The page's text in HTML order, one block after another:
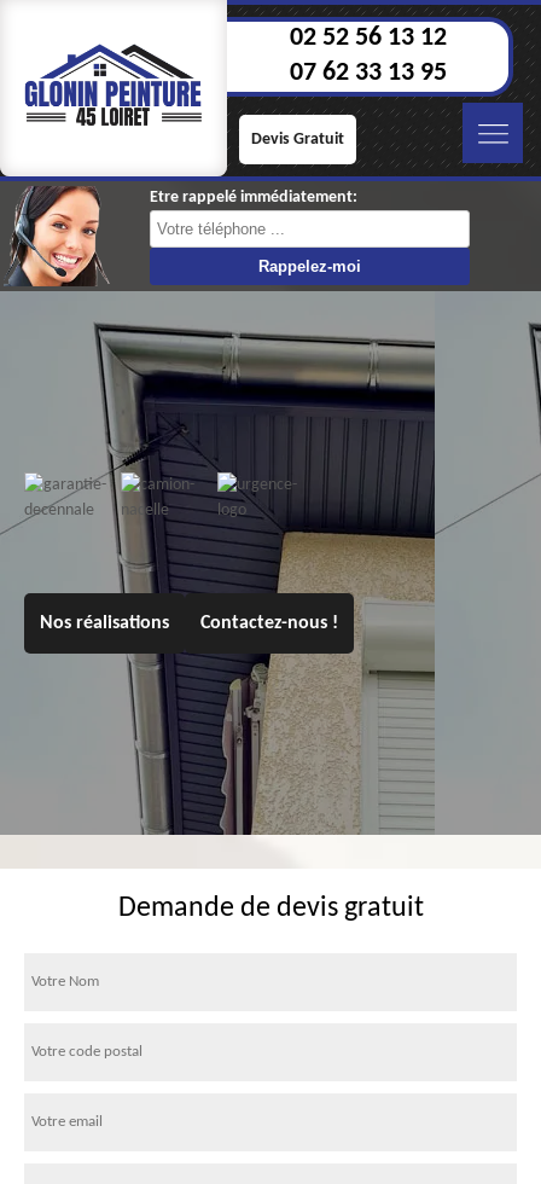
02 52 56 13 12
07 62 33 13 95
Devis Gratuit
Etre rappelé immédiatement:
Nos réalisations Contactez-nous !
Demande de devis gratuit